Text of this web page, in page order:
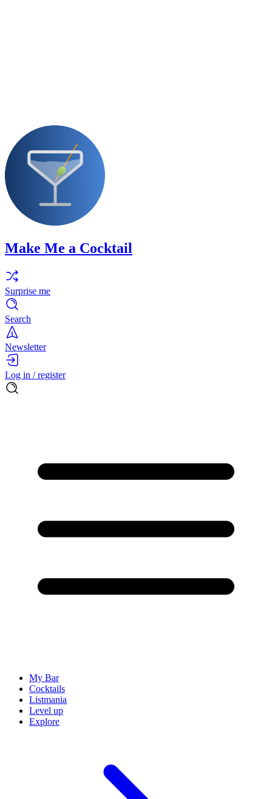
Make Me a Cocktail
Surprise me
Search
Newsletter
Log in / register
My Bar
Cocktails
Listmania
Level up
Explore